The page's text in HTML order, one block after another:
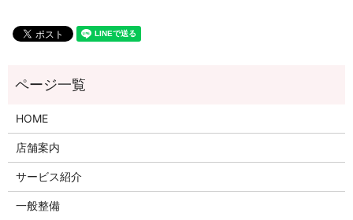
HOME
店舗案内
サービス紹介
一般整備